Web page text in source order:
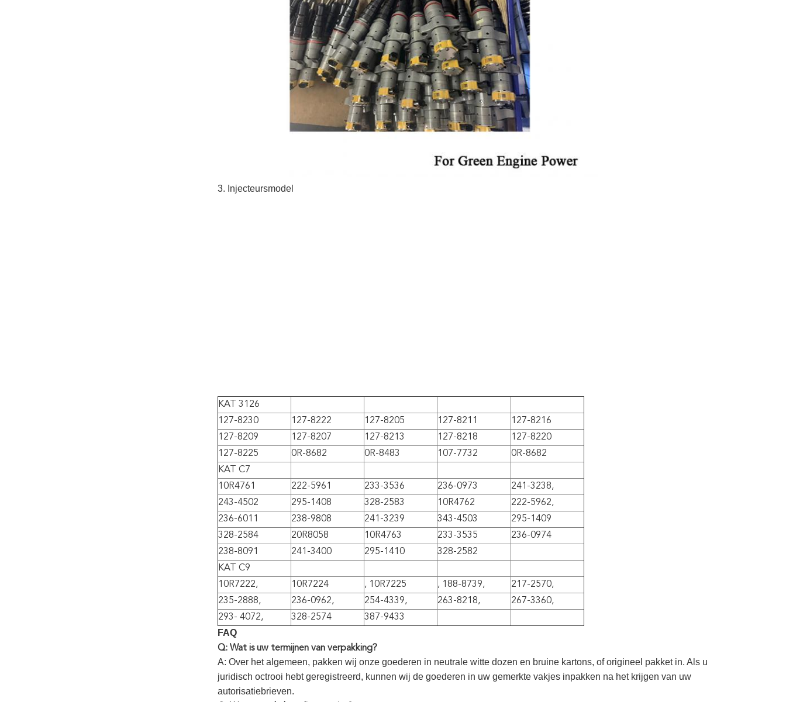
3. Injecteursmodel
KAT 3126
127-8230
127-8222 127-8205 127-8211
127-8216
127-8209
127-8207 127-8213 127-8218
127-8220
127-8225
0R-8682 0R-8483 107-7732
0R-8682
KAT C7
10R4761
222-5961 233-3536 236-0973
241-3238,
243-4502
295-1408 328-2583 10R4762
222-5962,
236-6011
238-9808 241-3239 343-4503
295-1409
328-2584
20R8058 10R4763 233-3535
236-0974
238-8091
241-3400 295-1410
328-2582
KAT C9
10R7222,
10R7224 , 10R7225 , 188-8739,
217-2570,
235-2888,
236-0962, 254-4339, 263-8218,
267-3360,
293- 4072,
328-2574 387-9433
FAQ
Q: Wat is uw termijnen van verpakking?
A: Over het algemeen, pakken wij onze goederen in neutrale witte dozen en bruine kartons, of origineel pakket in. Als u
juridisch octrooi hebt geregistreerd, kunnen wij de goederen in uw gemerkte vakjes inpakken na het krijgen van uw
autorisatiebrieven.